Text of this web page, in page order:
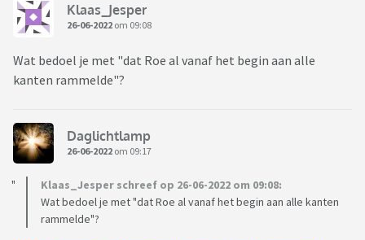
Klaas_Jesper
26-06-2022 om 09:08
Wat bedoel je met "dat Roe al vanaf het begin aan alle
kanten rammelde"?
Daglichtlamp
26-06-2022 om 09:17
Klaas_Jesper schreef op 26-06-2022 om 09:08:
Wat bedoel je met "dat Roe al vanaf het begin aan alle kanten
rammelde"?